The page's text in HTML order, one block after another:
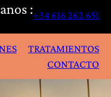
:+34 616 262 651
TRATAMIENTOS
CONTACTO